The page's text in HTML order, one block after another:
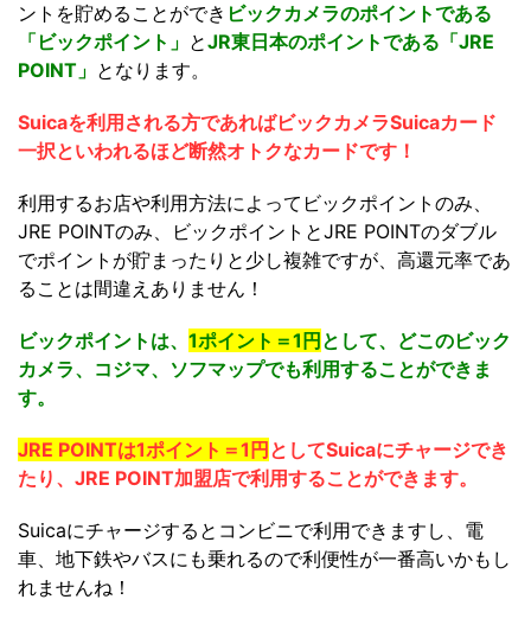
ントを貯めることができ ビックカメラのポイントである
「ビックポイント」 とJR東日本のポイントである「JRE
POINT」 となります。
Suicaを利用される方であればビックカメラSuicaカード
一択といわれるほど断然オトクなカードです！
利用するお店や利用方法によってビックポイントのみ、
JRE POINTのみ、ビックポイントとJRE POINTのダブル
でポイントが貯まったりと少し複雑ですが、高還元率であ
ることは間違えありません！
ビックポイントは、 1ポイント＝1円 として、どこのビック
カメラ、コジマ、ソフマップでも利用することができま
す。
JRE POINTは1ポイント＝1円 としてSuicaにチャージでき
たり、JRE POINT加盟店で利用することができます。
Suicaにチャージするとコンビニで利用できますし、電
車、地下鉄やバスにも乗れるので利便性が一番高いかもし
れませんね！